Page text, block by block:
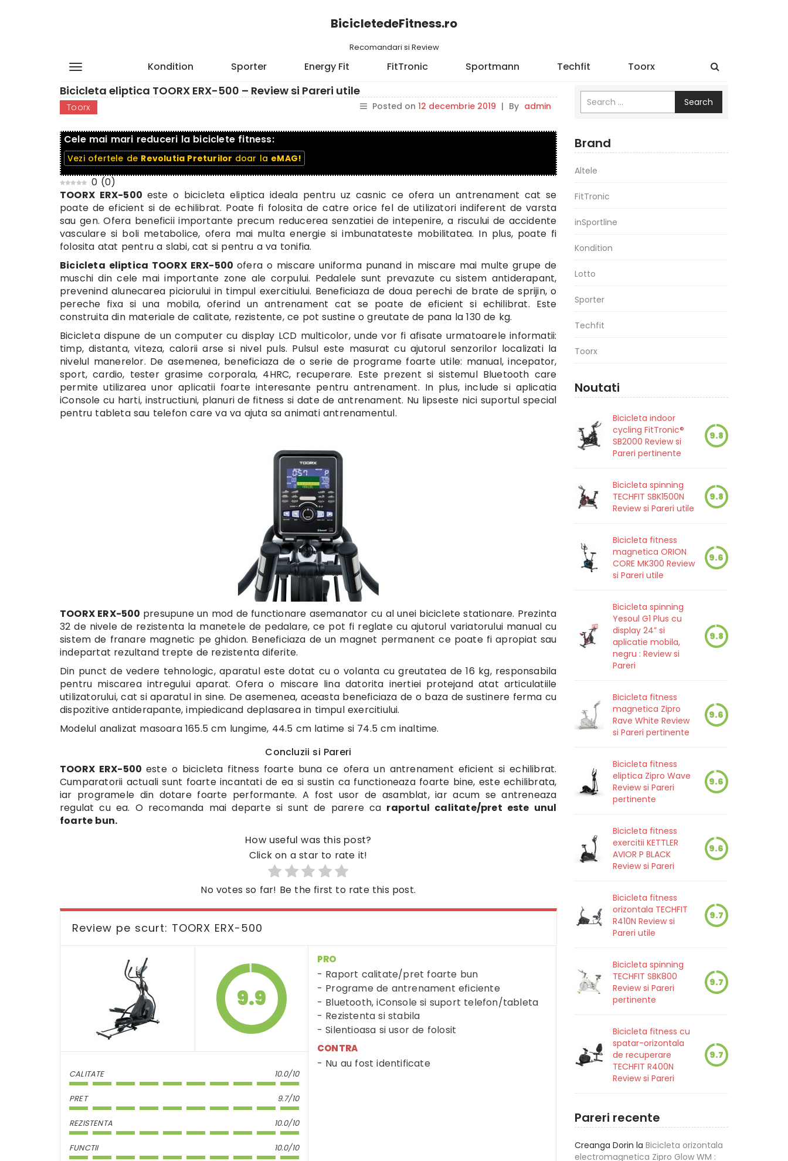
BicicletedeFitness.ro
Recomandari si Review
Kondition Sporter Energy Fit FitTronic Sportmann Techfit Toorx
Bicicleta eliptica TOORX ERX-500 – Review si Pareri utile
Toorx Posted on 12 decembrie 2019 | By admin
Cele mai mari reduceri la biciclete fitness:
Vezi ofertele de Revolutia Preturilor doar la eMAG!
0 (0)
TOORX ERX-500 este o bicicleta eliptica ideala pentru uz casnic ce ofera un antrenament cat se
poate de eficient si de echilibrat. Poate fi folosita de catre orice fel de utilizatori indiferent de varsta
sau gen. Ofera beneficii importante precum reducerea senzatiei de intepenire, a riscului de accidente
vasculare si boli metabolice, ofera mai multa energie si imbunatateste mobilitatea. In plus, poate fi
folosita atat pentru a slabi, cat si pentru a va tonifia.
Bicicleta eliptica TOORX ERX-500ofera o miscare uniforma punand in miscare mai multe grupe de
muschi din cele mai importante zone ale corpului. Pedalele sunt prevazute cu sistem antiderapant,
prevenind alunecarea piciorului in timpul exercitiului. Beneficiaza de doua perechi de brate de sprijin, o
pereche fixa si una mobila, oferind un antrenament cat se poate de eficient si echilibrat. Este
construita din materiale de calitate, rezistente, ce pot sustine o greutate de pana la 130 de kg.
Bicicleta dispune de un computer cu display LCD multicolor, unde vor fi afisate urmatoarele informatii:
timp, distanta, viteza, calorii arse si nivel puls. Pulsul este masurat cu ajutorul senzorilor localizati la
nivelul manerelor. De asemenea, beneficiaza de o serie de programe foarte utile: manual, incepator,
sport, cardio, tester grasime corporala, 4HRC, recuperare. Este prezent si sistemul Bluetooth care
permite utilizarea unor aplicatii foarte interesante pentru antrenament. In plus, include si aplicatia
iConsole cu harti, instructiuni, planuri de fitness si date de antrenament. Nu lipseste nici suportul special
pentru tableta sau telefon care va va ajuta sa animati antrenamentul.
TOORX ERX-500 presupune un mod de functionare asemanator cu al unei biciclete stationare. Prezinta
32 de nivele de rezistenta la manetele de pedalare, ce pot fi reglate cu ajutorul variatorului manual cu
sistem de franare magnetic pe ghidon. Beneficiaza de un magnet permanent ce poate fi apropiat sau
indepartat rezultand trepte de rezistenta diferite.
Din punct de vedere tehnologic, aparatul este dotat cu o volanta cu greutatea de 16 kg, responsabila
pentru miscarea intregului aparat. Ofera o miscare lina datorita inertiei protejand atat articulatiile
utilizatorului, cat si aparatul in sine. De asemenea, aceasta beneficiaza de o baza de sustinere ferma cu
dispozitive antiderapante, impiedicand deplasarea in timpul exercitiului.
Modelul analizat masoara 165.5 cm lungime, 44.5 cm latime si 74.5 cm inaltime.
Concluzii si Pareri
TOORX ERX-500este o bicicleta fitness foarte buna ce ofera un antrenament eficient si echilibrat.
Cumparatorii actuali sunt foarte incantati de ea si sustin ca functioneaza foarte bine, este echilibrata,
iar programele din dotare foarte performante. A fost usor de asamblat, iar acum se antreneaza
regulat cu ea. O recomanda mai departe si sunt de parere ca raportul calitate/pret este unul
foarte bun.
How useful was this post?
Click on a star to rate it!
No votes so far! Be the first to rate this post.
Review pe scurt: TOORX ERX-500
9.9
CALITATE 10.0/10
PRET 9.7/10
REZISTENTA 10.0/10
FUNCTII 10.0/10
PRO
Raport calitate/pret foarte bun
Programe de antrenament eficiente
Bluetooth, iConsole si suport telefon/tableta
Rezistenta si stabila
Silentioasa si usor de folosit
CONTRA
Nu au fost identificate
Search
Brand
Altele
FitTronic
inSportline
Kondition
Lotto
Sporter
Techfit
Toorx
Noutati
Bicicleta indoor
cycling FitTronic®
SB2000 Review si
Pareri pertinente
9.8
Bicicleta spinning
TECHFIT SBK1500N
Review si Pareri utile
9.8
Bicicleta fitness
magnetica ORION
CORE MK300 Review
si Pareri utile
9.6
Bicicleta spinning
Yesoul G1 Plus cu
display 24” si
aplicatie mobila,
negru : Review si
Pareri
9.8
Bicicleta fitness
magnetica Zipro
Rave White Review
si Pareri pertinente
9.6
Bicicleta fitness
eliptica Zipro Wave
Review si Pareri
pertinente
9.6
Bicicleta fitness
exercitii KETTLER
AVIOR P BLACK
Review si Pareri
9.6
Bicicleta fitness
orizontala TECHFIT
R410N Review si
Pareri utile
9.7
Bicicleta spinning
TECHFIT SBK800
Review si Pareri
pertinente
9.7
Bicicleta fitness cu
spatar-orizontala
de recuperare
TECHFIT R400N
Review si Pareri
9.7
Pareri recente
Creanga Dorin la Bicicleta orizontala
electromagnetica Zipro Glow WM :